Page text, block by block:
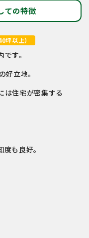
ての特徴
坪以上）
す。
好立地。
は住宅が密集する
も良好。